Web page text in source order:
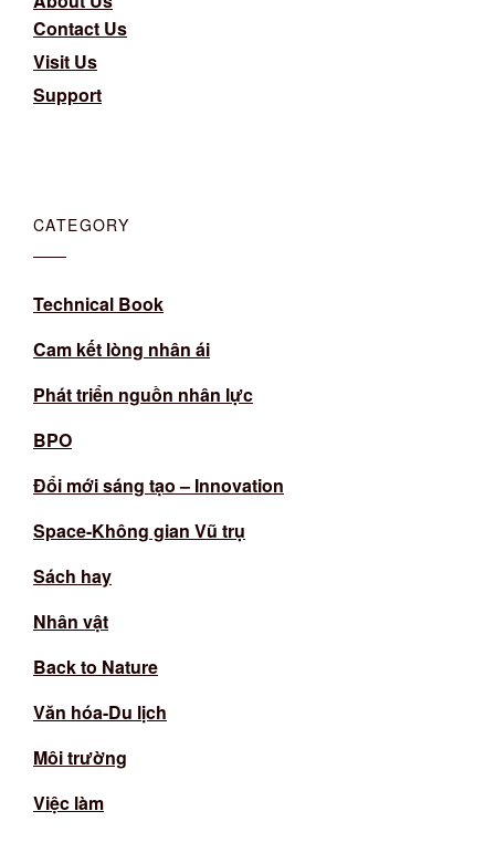
Contact Us
Visit Us
Support
CATEGORY
Technical Book
Cam kết lòng nhân ái
Phát triển nguồn nhân lực
BPO
Đổi mới sáng tạo – Innovation
Space-Không gian Vũ trụ
Sách hay
Nhân vật
Back to Nature
Văn hóa-Du lịch
Môi trường
Việc làm